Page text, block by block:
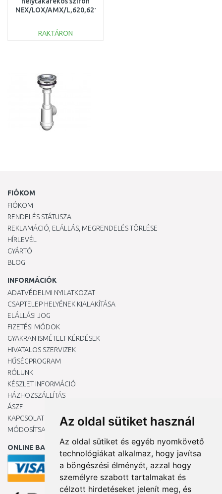
Az oldal sütiket használ
Az oldal sütiket és egyéb nyomkövető
technológiákat alkalmaz, hogy javítsa
a böngészési élményét, azzal hogy
személyre szabott tartalmakat és
célzott hirdetéseket jelenít meg, és
NEX/LOX/AMX/L,620,621
RAKTÁRON
FIÓKOM
FIÓKOM
RENDELÉS STÁTUSZA
REKLAMÁCIÓ, ELÁLLÁS, MEGRENDELÉS TÖRLÉSE
HÍRLEVÉL
GYÁRTÓ
BLOG
INFORMÁCIÓK
ADATVÉDELMI NYILATKOZAT
CSAPTELEP HELYÉNEK KIALAKÍTÁSA
ELÁLLÁSI JOG
FIZETÉSI MÓDOK
GYAKRAN ISMÉTELT KÉRDÉSEK
HIVATALOS SZERVIZEK
HŰSÉGPROGRAM
RÓLUNK
KÉSZLET INFORMÁCIÓ
HÁZHOZSZÁLLÍTÁS
ÁSZF
KAPCSOLAT
MÓDOSÍTSA A COOKIE-BEÁLLÍTÁSAIMAT
ONLINE BANKKÁRTYÁVAL